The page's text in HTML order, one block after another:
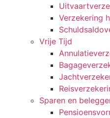
Verzekering
Vrije Tijd
Sparen en